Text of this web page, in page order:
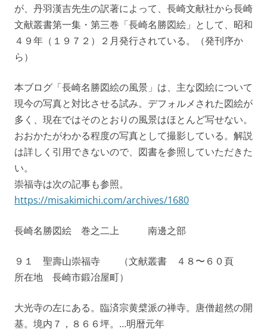
が、丹羽漢吉先生の訳著によって、長崎文献社から長崎
文献叢書第一集・第三巻「長崎名勝図絵」として、昭和
４９年（１９７２）２月発行されている。（発刊序か
ら）
本ブログ「長崎名勝図絵の風景」は、主な図絵について
現今の写真と対比させる試み。デフォルメされた図絵が
多く、現在ではそのとおりの風景はほとんど写せない。
おおかたがわかる程度の写真として撮影している。解説
は詳しく引用できないので、図書を参照していただきた
い。
崇福寺は次の記事も参照。
https://misakimichi.com/archives/1680
長崎名勝図絵 巻之二上 南邊之部
９１ 聖壽山崇福寺 （文献叢書 ４８〜６０頁
所在地 長崎市鍛冶屋町）
大光寺の左にある。臨済宗黄檗派の禅寺。唐僧超然の開
基。境内７，８６６坪。…明暦元年